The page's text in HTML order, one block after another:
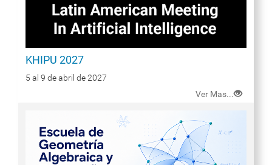
KHIPU 2027
5 al 9 de abril de 2027
Ver Mas...